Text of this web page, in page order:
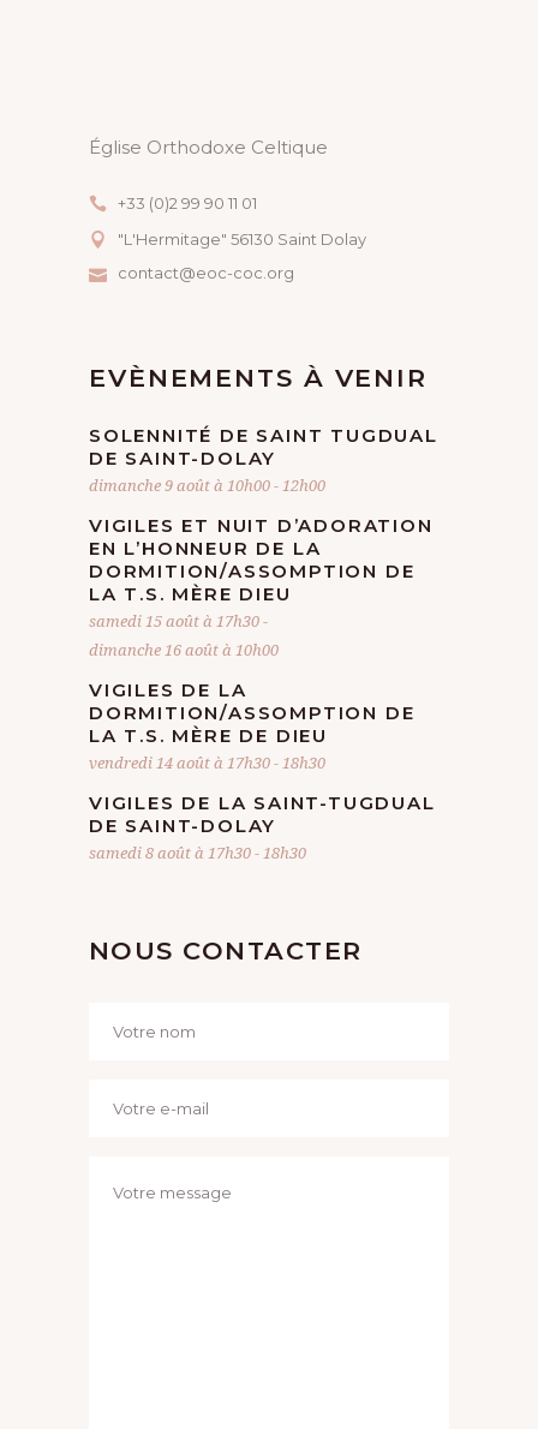
Église Orthodoxe Celtique
+33 (0)2 99 90 11 01
"L'Hermitage" 56130 Saint Dolay
contact@eoc-coc.org
EVÈNEMENTS À VENIR
SOLENNITÉ DE SAINT TUGDUAL
DE SAINT-DOLAY
dimanche 9 août à 10h00-12h00
VIGILES ET NUIT D’ADORATION
EN L’HONNEUR DE LA
DORMITION/ASSOMPTION DE
LA T.S. MÈRE DIEU
samedi 15 août à 17h30-
dimanche 16 août à 10h00
VIGILES DE LA
DORMITION/ASSOMPTION DE
LA T.S. MÈRE DE DIEU
vendredi 14 août à 17h30-18h30
VIGILES DE LA SAINT-TUGDUAL
DE SAINT-DOLAY
samedi 8 août à 17h30-18h30
NOUS CONTACTER